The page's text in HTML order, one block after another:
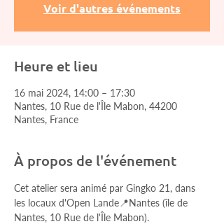
Voir d'autres événements
Heure et lieu
16 mai 2024, 14:00 – 17:30
Nantes, 10 Rue de l'Île Mabon, 44200
Nantes, France
À propos de l'événement
Cet atelier sera animé par Gingko 21, dans
les locaux d'Open Lande📍Nantes (île de
Nantes, 10 Rue de l'Île Mabon).